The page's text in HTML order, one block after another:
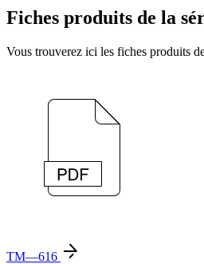
Fiches produits de la
Vous trouverez ici les fiches produits
TM—616